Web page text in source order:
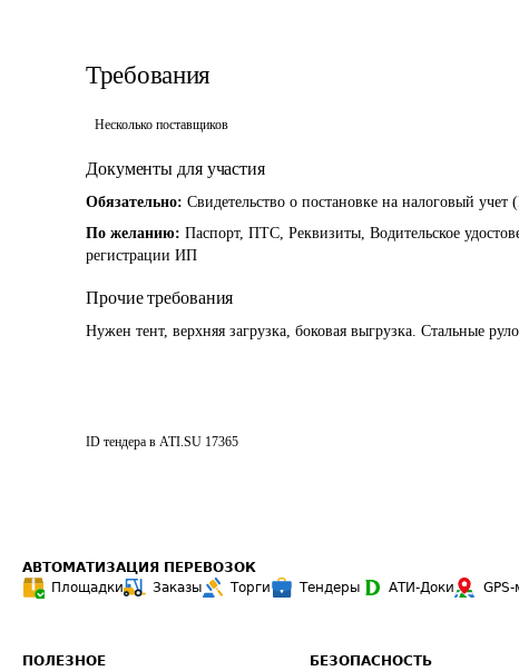
Требования
Несколько поставщиков
Документы для участия
Обязательно: Свидетельство о постановке на налоговый
По желанию: Паспорт, ПТС, Реквизиты, Водительское
регистрации ИП
Прочие требования
Нужен тент, верхняя загрузка, боковая выгрузка. Стальные
ID тендера в ATI.SU 17365
АВТОМАТИЗАЦИЯ ПЕРЕВОЗОК
Площадки
Заказы Торги Тендеры АТИ-Доки
ПОЛЕЗНОЕ БЕЗОПАСНОСТЬ